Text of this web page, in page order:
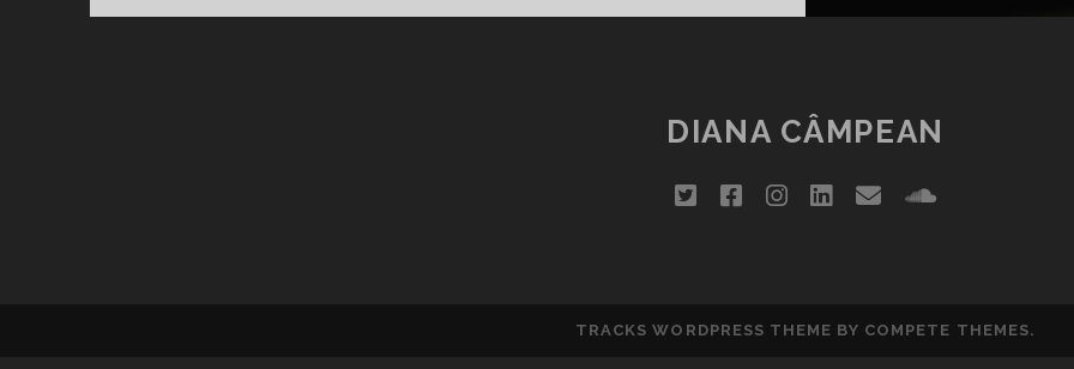
DIANA CÂMPEAN
twitterfacebookinstagram
linkedin
emailsoundcloud
TRACKS WORDPRESS THEME BY COMPETE THEMES.